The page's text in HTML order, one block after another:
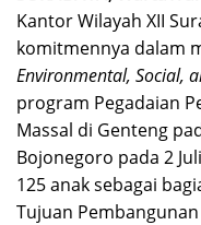
Kantor Wilayah XII
komitmennya dalam
Environmental, Social,
program Pegadaian
Massal di Genteng
Bojonegoro pada 2
125 anak sebagai
Tujuan